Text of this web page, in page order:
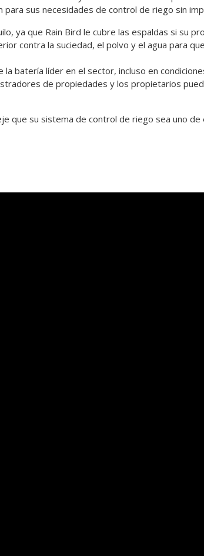
sus necesidades de control de riego sin
ya que Rain Bird le cubre las espaldas si su
contra la suciedad, el polvo y el agua para
la batería líder en el sector, incluso en
de propiedades y los propietarios
su sistema de control de riego sea uno de